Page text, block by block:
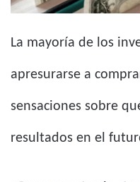
La mayoría de los
apresurarse a
sensaciones sobre
resultados en el